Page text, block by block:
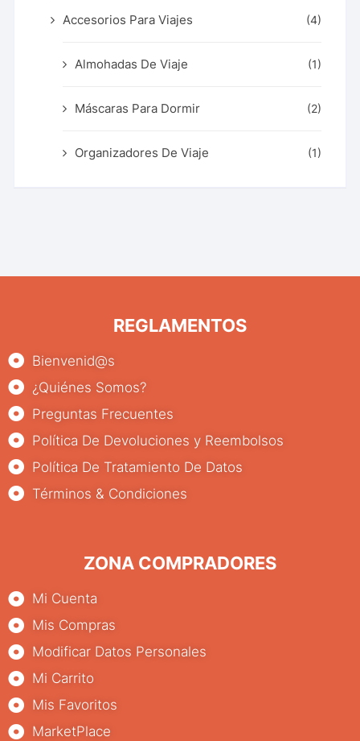
Accesorios Para Viajes (4)
Almohadas De Viaje (1)
Máscaras Para Dormir (2)
Organizadores De Viaje (1)
REGLAMENTOS
Bienvenid@s
¿Quiénes Somos?
Preguntas Frecuentes
Política De Devoluciones y Reembolsos
Política De Tratamiento De Datos
Términos & Condiciones
ZONA COMPRADORES
Mi Cuenta
Mis Compras
Modificar Datos Personales
Mi Carrito
Mis Favoritos
MarketPlace